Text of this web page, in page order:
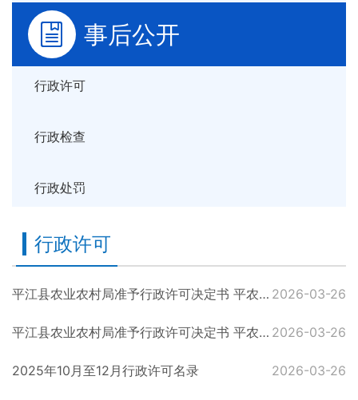
事后公开
行政许可
行政检查
行政处罚
行政许可
平江县农业农村局准予行政许可决定书 平农（动防）准予〔2026〕2号 2026-03-26
平江县农业农村局准予行政许可决定书 平农（兽药经）准予〔2026〕1号 2026-03-26
2025年10月至12月行政许可名录 2026-03-26